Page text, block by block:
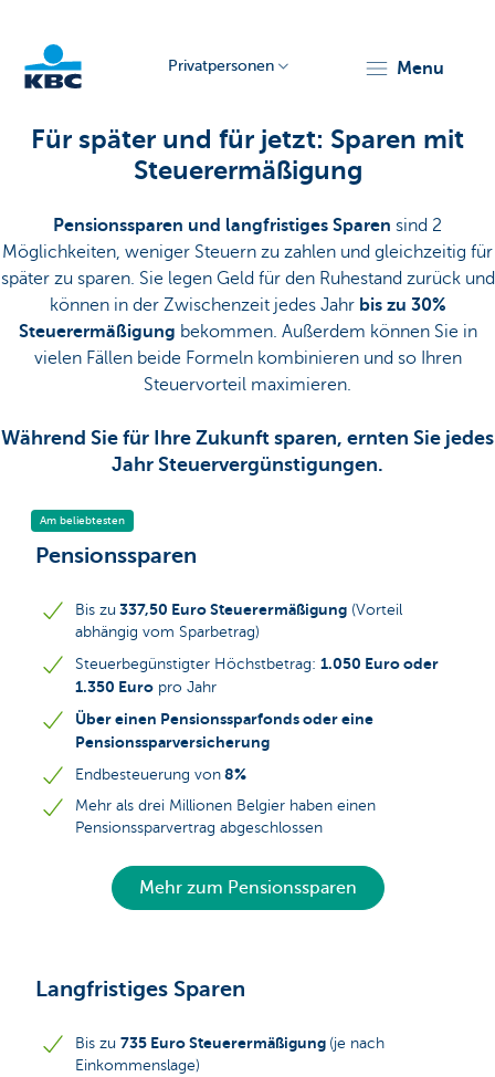
Particulieren
Privatpersonen menu
Für später und für jetzt: Sparen mit
Steuerermäßigung
Pensionssparen und langfristiges Sparen sind 2
Möglichkeiten, weniger Steuern zu zahlen und gleichzeitig für
später zu sparen. Sie legen Geld für den Ruhestand zurück und
können in der Zwischenzeit jedes Jahrbis zu 30%
Steuerermäßigung bekommen. Außerdem können Sie in
vielen Fällen beide Formeln kombinieren und so Ihren
Steuervorteil maximieren.
Während Sie für Ihre Zukunft sparen, ernten Sie jedes
Jahr Steuervergünstigungen.
Am beliebtesten
Pensionssparen
Bis zu 337,50 Euro Steuerermäßigung (Vorteil
abhängig vom Sparbetrag)
Steuerbegünstigter Höchstbetrag: 1.050 Euro oder
1.350 Euro pro Jahr
Über einen Pensionssparfonds oder eine
Pensionssparversicherung
Endbesteuerung von 8%
Mehr als drei Millionen Belgier haben einen
Pensionssparvertrag abgeschlossen
Mehr zum Pensionssparen
Langfristiges Sparen
Bis zu 735 Euro Steuerermäßigung (je nach
Einkommenslage)